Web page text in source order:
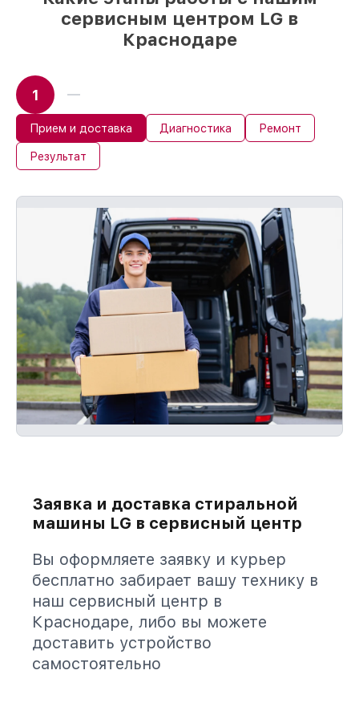
сервисным центром LG в
Краснодаре
1
Прием и доставка Диагностика Ремонт
Результат
Заявка и доставка стиральной
машины LG в сервисный центр
Вы оформляете заявку и курьер
бесплатно забирает вашу технику в
наш сервисный центр в
Краснодаре, либо вы можете
доставить устройство
самостоятельно